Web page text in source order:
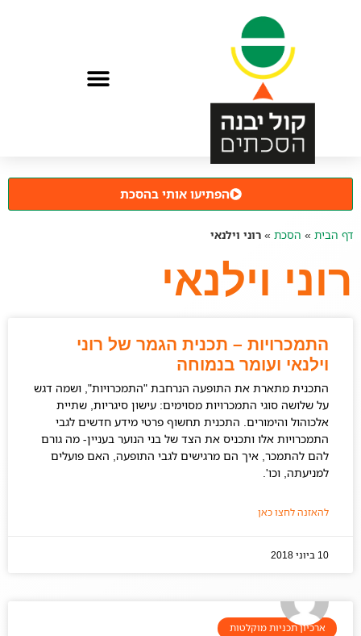
הפתיעו אותי בהסכת
דף הבית » הסכת » רוני וילנאי
רוני וילנאי
התמכרויות – תכנית הגמר של רוני
וילנאי ועומר בנמוחה
התכנית מתארת את התופעה הנרחבת "התמכרויות", ושמה דגש
על שלושה סוגי התמכרויות מסוימים: עישון סיגריות, שתיית
אלכוהול והימורים. התכנית תחשוף פרטי מידע חדשים לגבי
התמכרויות אלו ותכניס את הצד של בני הנוער בעניין- מה גורם
להם להתמכר, איך הם מרגישים לגבי התופעה, האם פועלים
למניעתה, וכו'.
להאזנה לחצו כאן
10 ביוני 2018
ארכיון תכניות מוקלטות